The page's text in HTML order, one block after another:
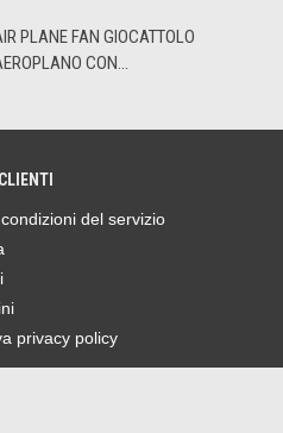
PLANE FAN GIOCATTOLO
CON...
del servizio
privacy policy